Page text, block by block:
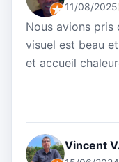
11/08/2025
Nous avions pris
visuel est beau
et accueil
Vincent V.